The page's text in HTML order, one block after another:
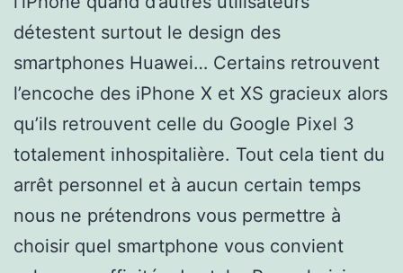
détestent surtout le design des
smartphones Huawei… Certains retrouvent
l’encoche des iPhone X et XS gracieux alors
qu’ils retrouvent celle du Google Pixel 3
totalement inhospitalière. Tout cela tient du
arrêt personnel et à aucun certain temps
nous ne prétendrons vous permettre à
choisir quel smartphone vous convient